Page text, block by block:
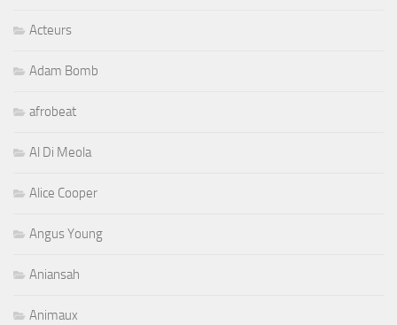
Acteurs
Adam Bomb
afrobeat
Al Di Meola
Alice Cooper
Angus Young
Aniansah
Animaux